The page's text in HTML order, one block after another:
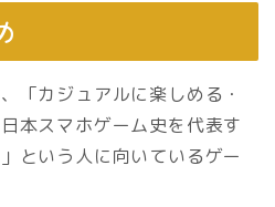
「カジュアルに楽しめる・
本スマホゲーム史を代表す
という人に向いているゲー